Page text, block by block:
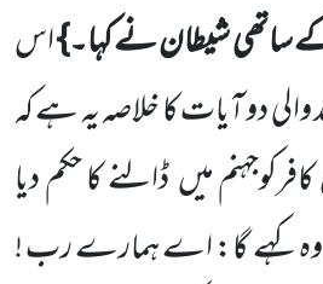
ساتھی شیطان نے کہا۔}اس
دو آیات کا خلاصہ یہ ہے کہ
میں ڈالنے کا حکم دیا
کہے گا: اے ہمارے رب !